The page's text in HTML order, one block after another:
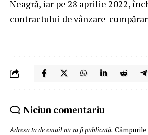
Neagră, iar pe 28 aprilie 2022,
contractului de vânzare-
Niciun comentariu
Adresa ta de email nu va fi publicată.